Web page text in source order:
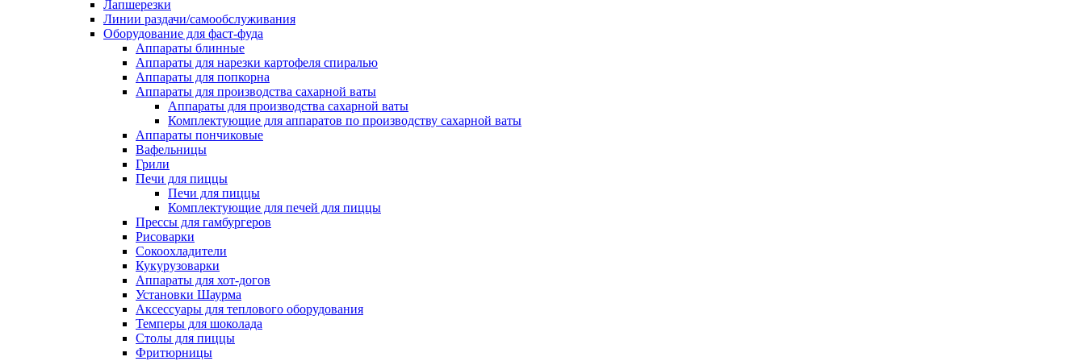
Лапшерезки
Линии раздачи/самообслуживания
Оборудование для фаст-фуда
Аппараты блинные
Аппараты для нарезки картофеля спиралью
Аппараты для попкорна
Аппараты для производства сахарной ваты
Аппараты для производства сахарной ваты
Комплектующие для аппаратов по производству сахарной ваты
Аппараты пончиковые
Вафельницы
Грили
Печи для пиццы
Печи для пиццы
Комплектующие для печей для пиццы
Прессы для гамбургеров
Рисоварки
Сокоохладители
Кукурузоварки
Аппараты для хот-догов
Установки Шаурма
Аксессуары для теплового оборудования
Темперы для шоколада
Столы для пиццы
Фритюрницы